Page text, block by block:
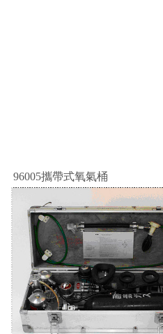
96005攜帶式氧氣桶